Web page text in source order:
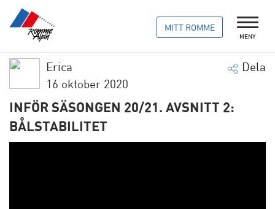
MITT ROMME
MENY
Erica
16 oktober 2020
Dela
INFÖR SÄSONGEN 20/21. AVSNITT 2:
BÅLSTABILITET